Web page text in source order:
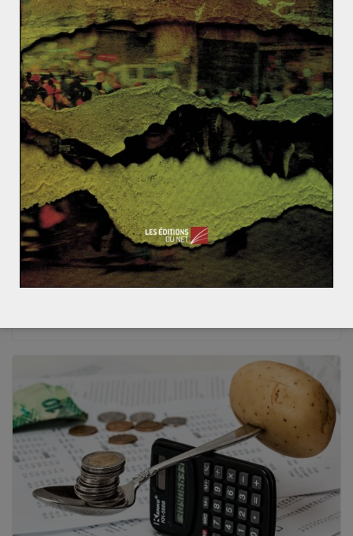
ACTUALITÉS MONDIALISATION ET ENJEUX NOTIONS SOCIÉTÉ
Charles SIROUX 18 avril 2020 0 Comments
Quelle soutenabilité pour la société
moderne ? [2/4] Chapitre II : Des liens
sociaux nouveaux
Développement durable, résilience, transition
énergétique… Autant de termes et concepts de plus en
plus présents dans le champ lexical de